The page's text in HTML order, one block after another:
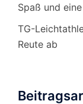
Spaß und
TG-
Reute ab